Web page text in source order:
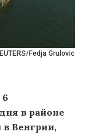
Fedja Grulovic
в районе
Венгрии,